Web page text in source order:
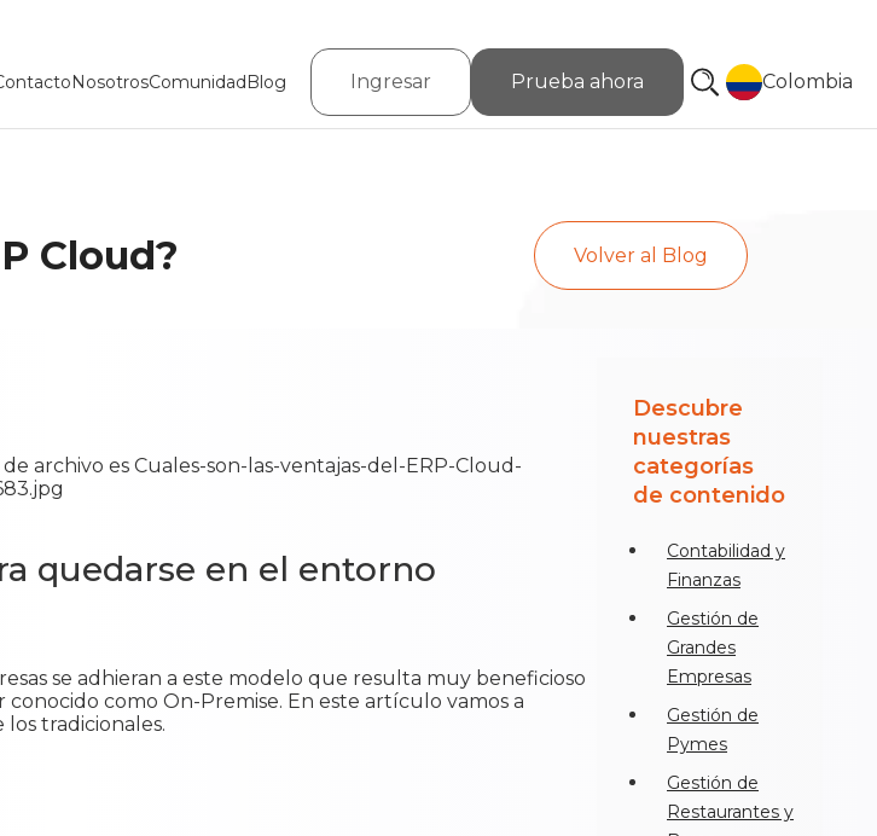
NosotrosComunidadBlog Ingresar Prueba ahora Colombia
Cloud? Volver al Blog
quedarse en el entorno
se adhieran a este modelo que resulta muy beneficioso
como On-Premise. En este artículo vamos a
tradicionales.
Descubre
nuestras
categorías
de contenido
Contabilidad y
Finanzas
Gestión de
Grandes
Empresas
Gestión de
Pymes
Gestión de
Restaurantes y